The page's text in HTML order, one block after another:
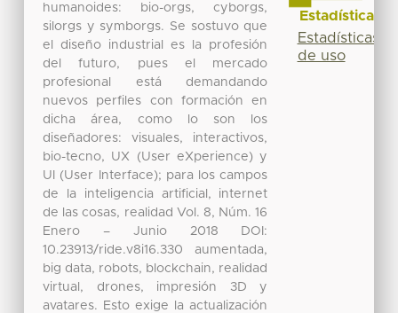
humanoides: bio-orgs, cyborgs,
silorgs y symborgs. Se sostuvo que
el diseño industrial es la profesión
del futuro, pues el mercado
profesional está demandando
nuevos perfiles con formación en
dicha área, como lo son los
diseñadores: visuales, interactivos,
bio-tecno, UX (User eXperience) y
UI (User Interface); para los campos
de la inteligencia artificial, internet
de las cosas, realidad Vol. 8, Núm. 16
Enero – Junio 2018 DOI:
10.23913/ride.v8i16.330 aumentada,
big data, robots, blockchain, realidad
virtual, drones, impresión 3D y
avatares. Esto exige la actualización
Estadísticas
Estadísticas
de uso